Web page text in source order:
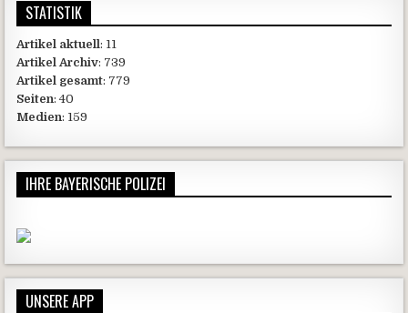
STATISTIK
Artikel aktuell : 11
Artikel Archiv: 739
Artikel gesamt: 779
Seiten: 40
Medien: 159
IHRE BAYERISCHE POLIZEI
UNSERE APP